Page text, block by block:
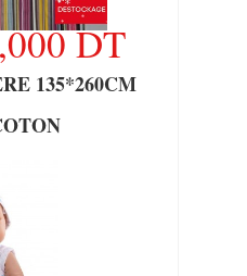
DT
135*260CM